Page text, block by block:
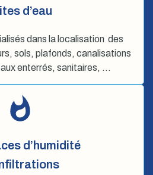
d’eau
dans la localisation des
sols, plafonds, canalisations
enterrés, sanitaires, …
d’humidité